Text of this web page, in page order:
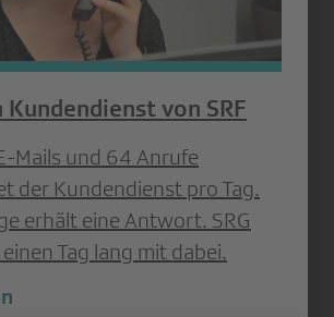
Kundendienst von SRF
Mails und 64 Anrufe
der Kundendienst pro Tag.
erhält eine Antwort. SRG
Tag lang mit dabei.